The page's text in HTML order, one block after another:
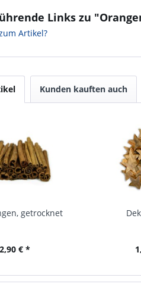
Links zu
Artikel?
Kunden kauften auch
getrocknet
2,90 € *